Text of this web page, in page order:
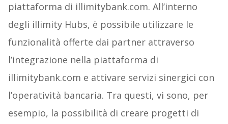
piattaforma di illimitybank.com. All’interno
degli illimity Hubs, è possibile utilizzare le
funzionalità offerte dai partner attraverso
l’integrazione nella piattaforma di
illimitybank.com e attivare servizi sinergici con
l’operatività bancaria. Tra questi, vi sono, per
esempio, la possibilità di creare progetti di